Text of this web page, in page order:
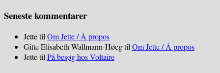
Seneste kommentarer
Jettetil Om Jette / À propos
Gitte Elisabeth Wallmann-Høegtil Om Jette / À propos
Jettetil På besøg hos Voltaire